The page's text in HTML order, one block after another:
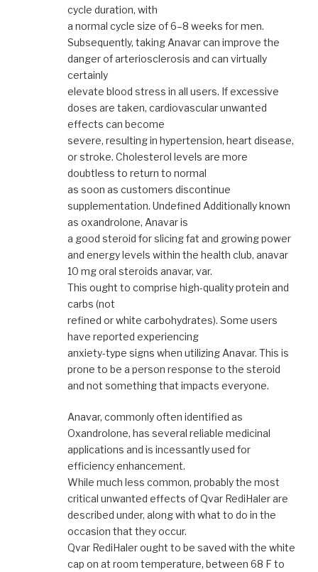
cycle duration, with
a normal cycle size of 6–8 weeks for men.
Subsequently, taking Anavar can improve the
danger of arteriosclerosis and can virtually
certainly
elevate blood stress in all users. If excessive
doses are taken, cardiovascular unwanted
effects can become
severe, resulting in hypertension, heart disease,
or stroke. Cholesterol levels are more
doubtless to return to normal
as soon as customers discontinue
supplementation. Undefined Additionally known
as oxandrolone, Anavar is
a good steroid for slicing fat and growing power
and energy levels within the health club, anavar
10 mg oral steroids anavar, var.
This ought to comprise high-quality protein and
carbs (not
refined or white carbohydrates). Some users
have reported experiencing
anxiety-type signs when utilizing Anavar. This is
prone to be a person response to the steroid
and not something that impacts everyone.
Anavar, commonly often identified as
Oxandrolone, has several reliable medicinal
applications and is incessantly used for
efficiency enhancement.
While much less common, probably the most
critical unwanted effects of Qvar RediHaler are
described under, along with what to do in the
occasion that they occur.
Qvar RediHaler ought to be saved with the white
cap on at room temperature, between 68 F to